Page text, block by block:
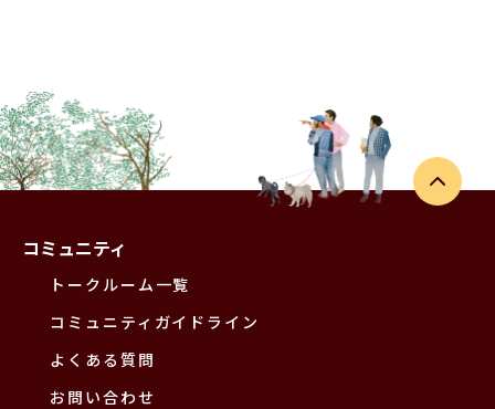
コミュニティ
トークルーム一覧
コミュニティガイドライン
よくある質問
お問い合わせ